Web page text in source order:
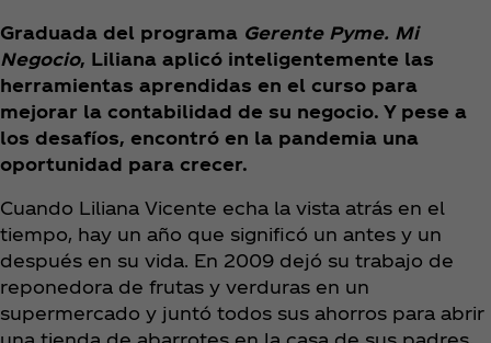
Graduada del programa Gerente Pyme. Mi
Negocio, Liliana aplicó inteligentemente las
herramientas aprendidas en el curso para
mejorar la contabilidad de su negocio. Y pese a
los desafíos, encontró en la pandemia una
oportunidad para crecer.
Cuando Liliana Vicente echa la vista atrás en el
tiempo, hay un año que significó un antes y un
después en su vida. En 2009 dejó su trabajo de
reponedora de frutas y verduras en un
supermercado y juntó todos sus ahorros para abrir
una tienda de abarrotes en la casa de sus padres,